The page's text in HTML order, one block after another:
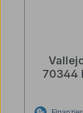
70344